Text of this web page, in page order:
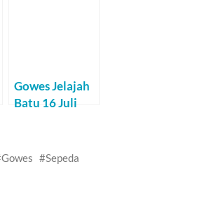
Gowes Jelajah
Batu 16 Juli
Gowes Sepeda